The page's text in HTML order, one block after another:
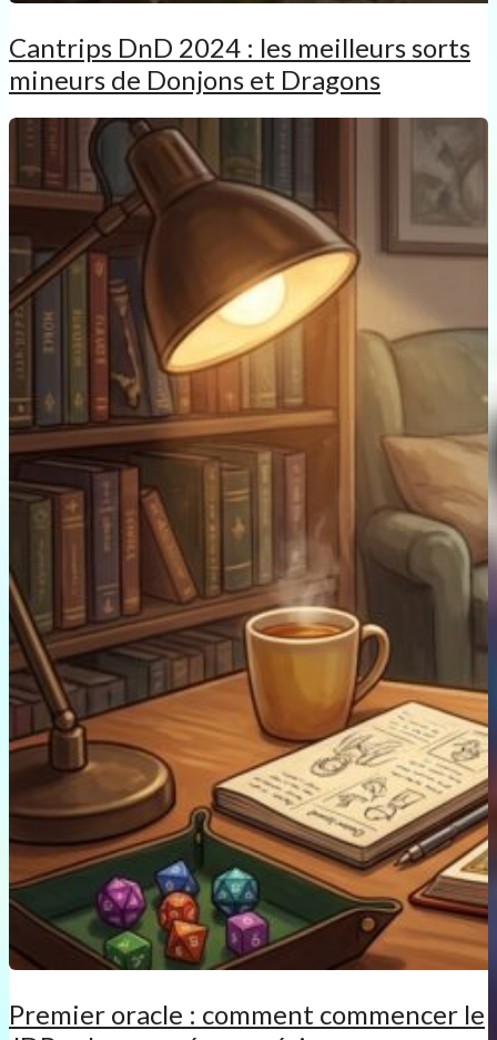
Cantrips DnD 2024 : les meilleurs sorts
mineurs de Donjons et Dragons
Premier oracle : comment commencer le